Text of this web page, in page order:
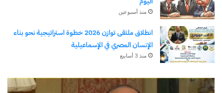
منذ أسبوعين
انطلاق ملتقى توازن 2026 خطوة استراتيجية نحو بناء
الإنسان المصري في الإسماعيلية
منذ 3 أسابيع
الحرب